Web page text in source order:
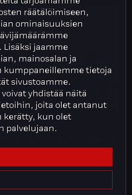
tarjoamamme
räätälöimiseen,
ominaisuuksien
Lisäksi jaamme
mainosalan ja
kumppaneillemme tietoja
sivustoamme.
yhdistää näitä
joita olet antanut
kerätty, kun olet
palvelujaan.